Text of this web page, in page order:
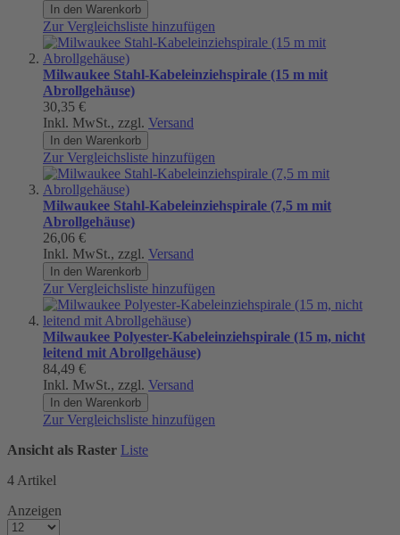
In den Warenkorb
Zur Vergleichsliste hinzufügen
Milwaukee Stahl-Kabeleinziehspirale (15 m mit
Abrollgehäuse)
30,35 €
Inkl. MwSt., zzgl. Versand
In den Warenkorb
Zur Vergleichsliste hinzufügen
Milwaukee Stahl-Kabeleinziehspirale (7,5 m mit
Abrollgehäuse)
26,06 €
Inkl. MwSt., zzgl. Versand
In den Warenkorb
Zur Vergleichsliste hinzufügen
Milwaukee Polyester-Kabeleinziehspirale (15 m, nicht
leitend mit Abrollgehäuse)
84,49 €
Inkl. MwSt., zzgl. Versand
In den Warenkorb
Zur Vergleichsliste hinzufügen
Ansicht als Raster Liste
4 Artikel
Anzeigen